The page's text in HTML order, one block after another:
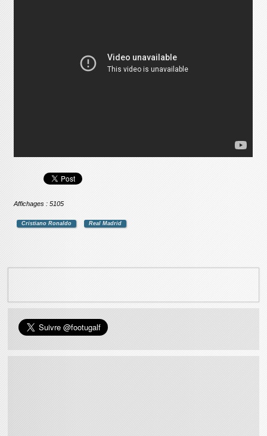
Affichages : 5105
Cristiano Ronaldo Real Madrid